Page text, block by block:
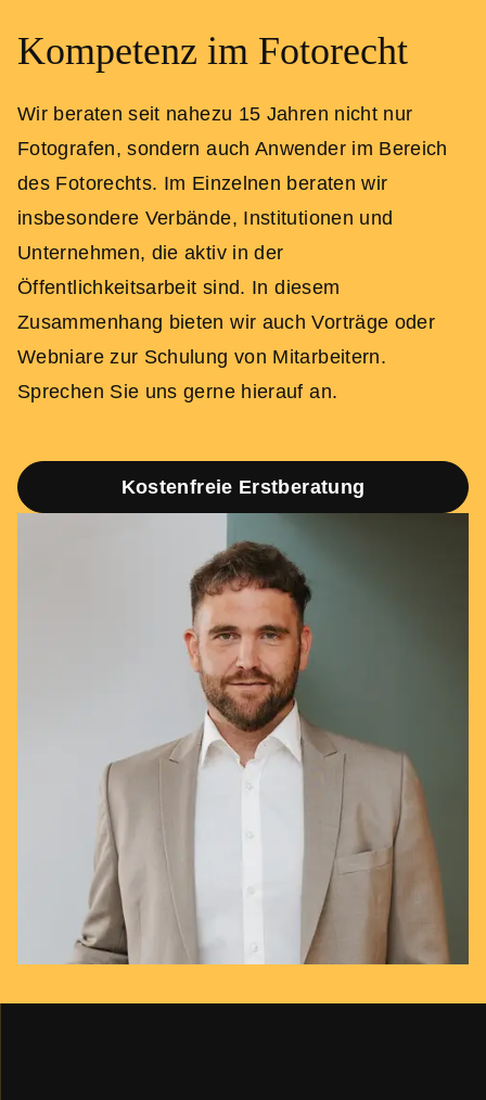
Kompetenz im Fotorecht
Wir beraten seit nahezu 15 Jahren nicht nur
Fotografen, sondern auch Anwender im Bereich
des Fotorechts. Im Einzelnen beraten wir
insbesondere Verbände, Institutionen und
Unternehmen, die aktiv in der
Öffentlichkeitsarbeit sind. In diesem
Zusammenhang bieten wir auch Vorträge oder
Webniare zur Schulung von Mitarbeitern.
Sprechen Sie uns gerne hierauf an.
Kostenfreie Erstberatung